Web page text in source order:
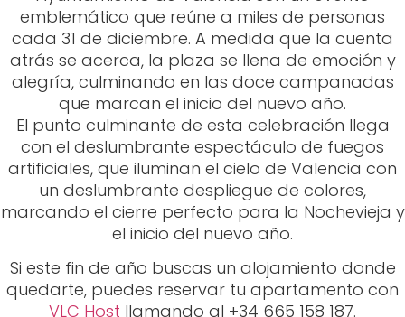
emblemático que reúne a miles de personas
cada 31 de diciembre. A medida que la cuenta
atrás se acerca, la plaza se llena de emoción y
alegría, culminando en las doce campanadas
que marcan el inicio del nuevo año.
El punto culminante de esta celebración llega
con el deslumbrante espectáculo de fuegos
artificiales, que iluminan el cielo de Valencia con
un deslumbrante despliegue de colores,
marcando el cierre perfecto para la Nochevieja y
el inicio del nuevo año.
Si este fin de año buscas un alojamiento donde
quedarte, puedes reservar tu apartamento con
VLC Host llamando al +34 665 158 187.